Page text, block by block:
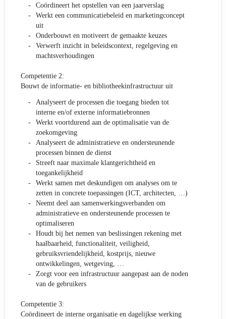
Coördineert het opstellen van een jaarverslag
Werkt een communicatiebeleid en marketingconcept
uit
Onderbouwt en motiveert de gemaakte keuzes
Verwerft inzicht in beleidscontext, regelgeving en
machtsverhoudingen
Competentie 2:
Bouwt de informatie- en bibliotheekinfrastructuur uit
Analyseert de processen die toegang bieden tot
interne en/of externe informatiebronnen
Werkt voortdurend aan de optimalisatie van de
zoekomgeving
Analyseert de administratieve en ondersteunende
processen binnen de dienst
Streeft naar maximale klantgerichtheid en
toegankelijkheid
Werkt samen met deskundigen om analyses om te
zetten in concrete toepassingen (ICT, architecten, …)
Neemt deel aan samenwerkingsverbanden om
administratieve en ondersteunende processen te
optimaliseren
Houdt bij het nemen van beslissingen rekening met
haalbaarheid, functionaliteit, veiligheid,
gebruiksvriendelijkheid, kostprijs, nieuwe
ontwikkelingen, wetgeving, …
Zorgt voor een infrastructuur aangepast aan de noden
van de gebruikers
Competentie 3:
Coördineert de interne organisatie en dagelijkse werking